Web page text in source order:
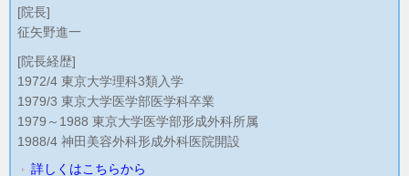
[院長]
征矢野進一
[院長経歴]
1972/4 東京大学理科3類入学
1979/3 東京大学医学部医学科卒業
1979～1988 東京大学医学部形成外科所属
1988/4 神田美容外科形成外科医院開設
詳しくはこちらから